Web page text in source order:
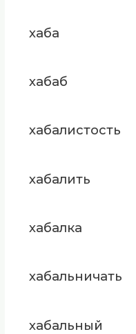
хаба
хабаб
хабалистость
хабалить
хабалка
хабальничать
хабальный